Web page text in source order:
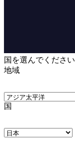
国を選んでください
地域
国